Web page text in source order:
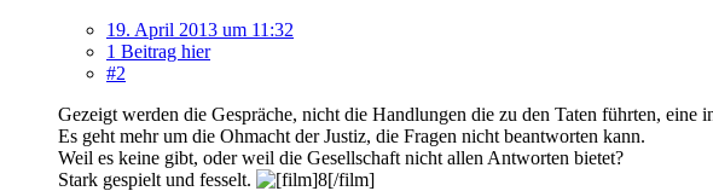
19. April 2013 um 11:32
1 Beitrag hier
#2
Gezeigt werden die Gespräche, nicht die Handlungen die zu den Taten führten, eine
Es geht mehr um die Ohmacht der Justiz, die Fragen nicht beantworten kann.
Weil es keine gibt, oder weil die Gesellschaft nicht allen Antworten bietet?
Stark gespielt und fesselt.